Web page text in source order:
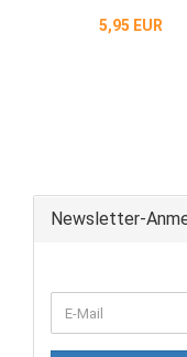
5,95 EUR
Newsletter-